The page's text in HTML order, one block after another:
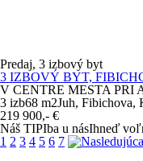
Predaj, 3 izbový byt
3 IZBOVÝ BYT,
V CENTRE MESTA PRI
3 izb68 m2Juh, Fibichova,
219 900,- €
Náš TIPIba u násIhneď
1 2 3 4 5 6 7